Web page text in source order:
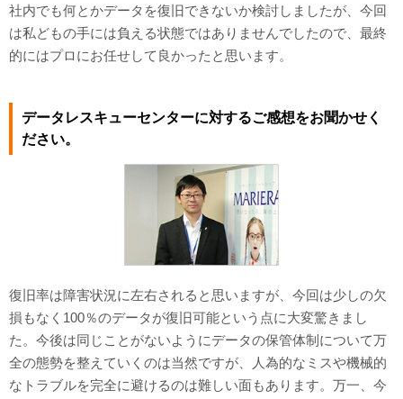
社内でも何とかデータを復旧できないか検討しましたが、今回
は私どもの手には負える状態ではありませんでしたので、最終
的にはプロにお任せして良かったと思います。
データレスキューセンターに対するご感想をお聞かせく
ださい。
復旧率は障害状況に左右されると思いますが、今回は少しの欠
損もなく100％のデータが復旧可能という点に大変驚きまし
た。今後は同じことがないようにデータの保管体制について万
全の態勢を整えていくのは当然ですが、人為的なミスや機械的
なトラブルを完全に避けるのは難しい面もあります。万一、今